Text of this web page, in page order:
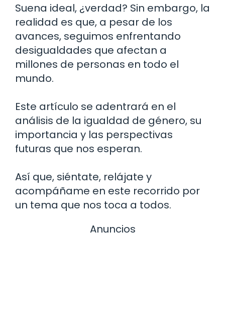
Suena ideal, ¿verdad? Sin embargo, la
realidad es que, a pesar de los
avances, seguimos enfrentando
desigualdades que afectan a
millones de personas en todo el
mundo.
Este artículo se adentrará en el
análisis de la igualdad de género, su
importancia y las perspectivas
futuras que nos esperan.
Así que, siéntate, relájate y
acompáñame en este recorrido por
un tema que nos toca a todos.
Anuncios